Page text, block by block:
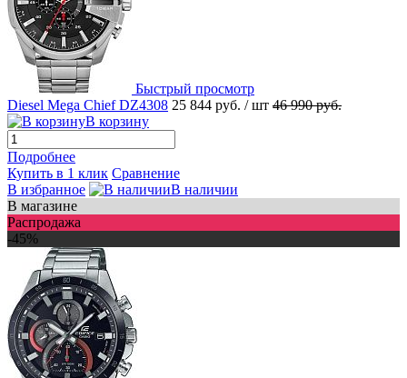
Быстрый просмотр
Diesel Mega Chief DZ4308 25 844 руб. / шт 46 990 руб.
В корзину
Подробнее
Купить в 1 клик Сравнение
В избранное
В наличии
В магазине
Распродажа
-45%